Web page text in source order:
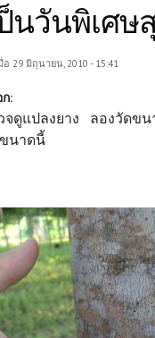
นวันพิเศษ
อ 29 มิถุนายน, 2010 - 15:41
:
จดูแปลงยาง ลองวัดข
นาดนี้